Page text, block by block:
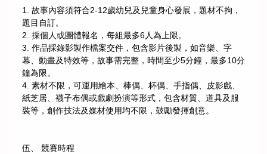
1. 故事內容須符合2-12歲幼兒及兒童身心發展，題材不拘，
題目自訂。
2. 採個人或團體報名，每組最多6人為上限。
3. 作品採錄影製作檔案交件，包含影片後製，如音樂、字
幕、動畫及特效等，故事需完整，時間至少5分鐘，最多10分
鐘為限。
4. 素材不限，可運用繪本、棒偶、杯偶、手指偶、皮影戲、
紙芝居、襪子布偶或戲劇扮演等形式，包含材質、道具及服
裝等，創作技法及媒材使用均不限，鼓勵發揮創意。
伍、 競賽時程